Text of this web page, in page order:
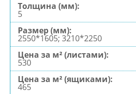
5
2550*1605; 3210*2250
530
465